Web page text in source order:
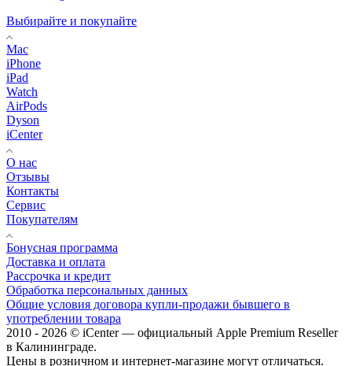
Выбирайте и покупайте
Mac
iPhone
iPad
Watch
AirPods
Dyson
iCenter
О нас
Отзывы
Контакты
Сервис
Покупателям
Бонусная программа
Доставка и оплата
Рассрочка и кредит
Обработка персональных данных
Общие условия договора купли-продажи бывшего в
употреблении товара
2010 - 2026 © iCenter — официальный Apple Premium Reseller
в Калининграде.
Цены в розничном и интернет-магазине могут отличаться.